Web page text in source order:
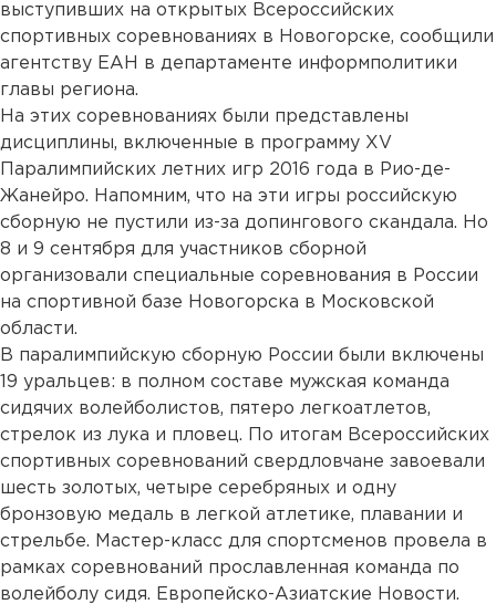
выступивших на открытых Всероссийских
спортивных соревнованиях в Новогорске, сообщили
агентству ЕАН в департаменте информполитики
главы региона.
На этих соревнованиях были представлены
дисциплины, включенные в программу XV
Паралимпийских летних игр 2016 года в Рио-де-
Жанейро. Напомним, что на эти игры российскую
сборную не пустили из-за допингового скандала. Но
8 и 9 сентября для участников сборной
организовали специальные соревнования в России
на спортивной базе Новогорска в Московской
области.
В паралимпийскую сборную России были включены
19 уральцев: в полном составе мужская команда
сидячих волейболистов, пятеро легкоатлетов,
стрелок из лука и пловец. По итогам Всероссийских
спортивных соревнований свердловчане завоевали
шесть золотых, четыре серебряных и одну
бронзовую медаль в легкой атлетике, плавании и
стрельбе. Мастер-класс для спортсменов провела в
рамках соревнований прославленная команда по
волейболу сидя. Европейско-Азиатские Новости.